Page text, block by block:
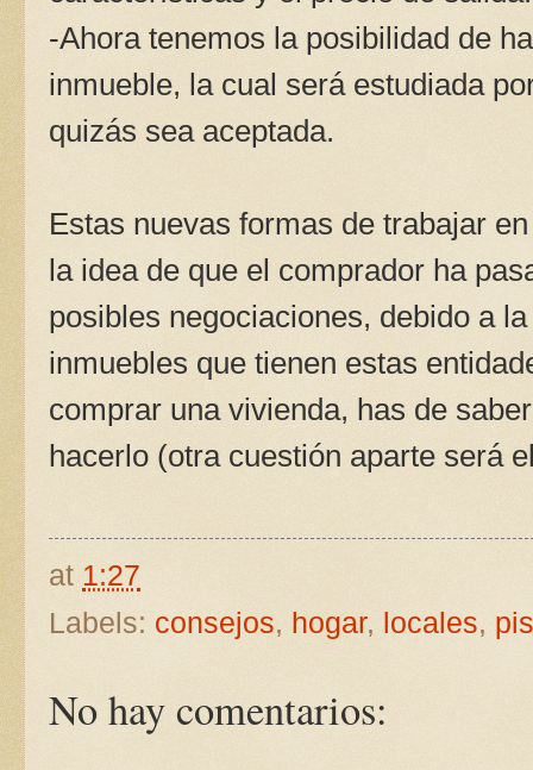
-Ahora tenemos la posibilidad de
inmueble, la cual será estudiada
quizás sea aceptada.
Estas nuevas formas de trabajar
la idea de que el comprador ha
posibles negociaciones, debido a
inmuebles que tienen estas
comprar una vivienda, has de
hacerlo (otra cuestión aparte será
at 1:27
Labels: consejos, hogar, locales,
No hay comentarios: